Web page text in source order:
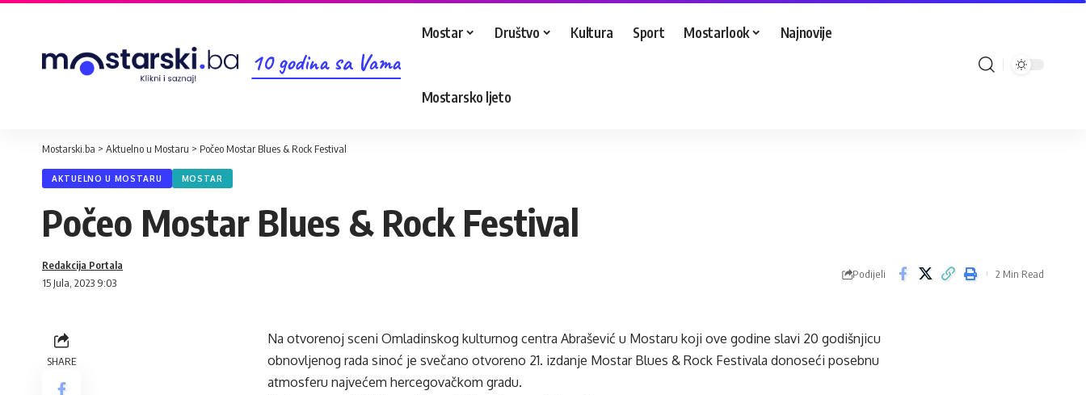
10 godina sa Vama
Mostar Društvo Kultura Sport Mostarlook Najnovije
Mostarsko ljeto
Mostarski.ba > Aktuelno u Mostaru > Počeo Mostar Blues & Rock Festival
AKTUELNO U MOSTARU MOSTAR
Počeo Mostar Blues & Rock Festival
15 Jula, 2023 9:03
Redakcija Portala
Podijeli 2 Min Read
SHARE
Na otvorenoj sceni Omladinskog kulturnog centra Abrašević u Mostaru koji ove godine slavi 20 godišnjicu
obnovljenog rada sinoć je svečano otvoreno 21. izdanje Mostar Blues & Rock Festivala donoseći posebnu
atmosferu najvećem hercegovačkom gradu.